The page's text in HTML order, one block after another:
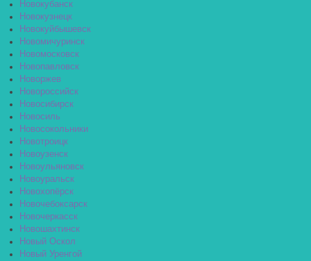
Новокубанск
Новокузнецк
Новокуйбышевск
Новомичуринск
Новомосковск
Новопавловск
Новоржев
Новороссийск
Новосибирск
Новосиль
Новосокольники
Новотроицк
Новоузенск
Новоульяновск
Новоуральск
Новохопёрск
Новочебоксарск
Новочеркасск
Новошахтинск
Новый Оскол
Новый Уренгой